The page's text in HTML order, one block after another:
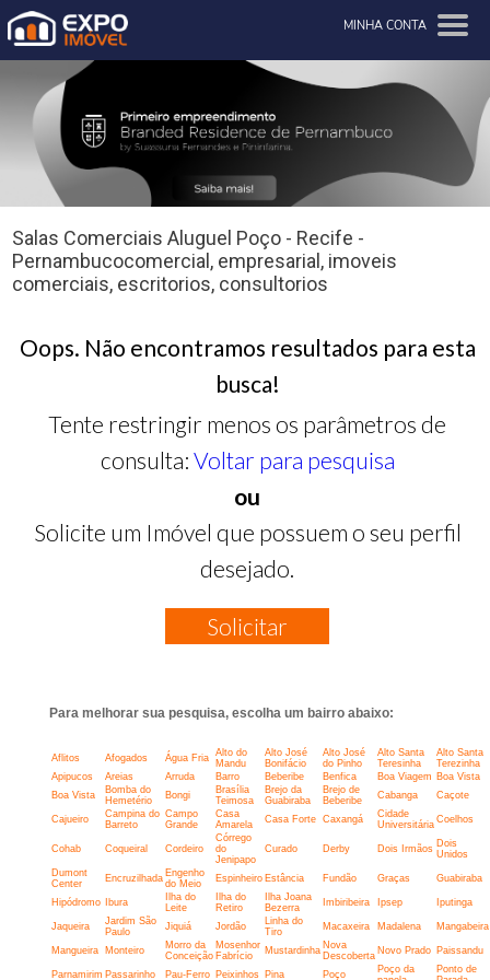
MINHA CONTA
Salas Comerciais Aluguel Poço - Recife -
Pernambucocomercial, empresarial, imoveis
comerciais, escritorios, consultorios
Oops. Não encontramos resultados para esta
busca!
Tente restringir menos os parâmetros de
consulta: Voltar para pesquisa
ou
Solicite um Imóvel que possuem o seu perfil
desejado.
Solicitar
Para melhorar sua pesquisa, escolha um bairro abaixo:
Aflitos Afogados Água Fria
Alto do
Mandu
Alto José
Bonifácio
Alto José
do Pinho
Alto Santa
Teresinha
Alto Santa
Terezinha
Apipucos
Areias Arruda Barro Beberibe Benfica Boa Viagem Boa Vista
Boa Vista
Bomba do
Hemetério
Bongi
Brasília
Teimosa
Brejo da
Guabiraba
Brejo de
Beberibe
Cabanga Caçote
Cajueiro
Campina do
Barreto
Campo
Grande
Casa
Amarela
Casa Forte Caxangá
Cidade
Universitária Coelhos
Cohab Coqueiral Cordeiro
Córrego
do
Jenipapo
Curado Derby Dois Irmãos Dois
Unidos
Dumont
Center
Encruzilhada Engenho
do Meio
Espinheiro Estância Fundão Graças Guabiraba
Hipódromo Ibura
Ilha do
Leite
Ilha do
Retiro
Ilha Joana
Bezerra
Imbiribeira Ipsep Iputinga
Jaqueira
Jardim São
Paulo
Jiquiá Jordão
Linha do
Tiro
Macaxeira Madalena Mangabeira
Mangueira Monteiro
Morro da
Conceição
Mosenhor
Fabrício
Mustardinha Nova
Descoberta Novo Prado Paissandu
Parnamirim Passarinho Pau-Ferro Peixinhos Pina Poço
Poço da
Ponto de